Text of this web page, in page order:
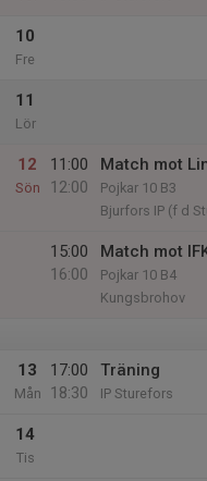
10
Fre
11
Lör
12
Sön
11:00
12:00
Match mot
Pojkar 10 B3
Bjurfors IP (f d
15:00
16:00
Match mot
Pojkar 10 B4
Kungsbrohov
13
Mån
17:00
18:30
Träning
IP Sturefors
14
Tis